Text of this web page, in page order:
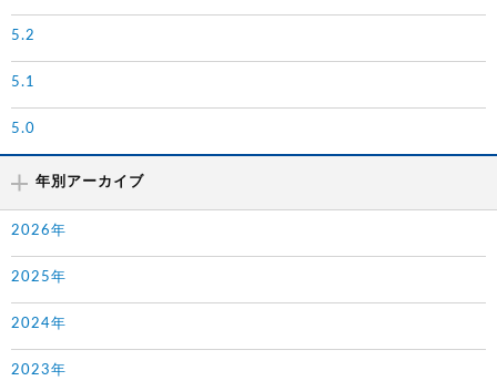
5.2
5.1
5.0
年別アーカイブ
2026年
2025年
2024年
2023年